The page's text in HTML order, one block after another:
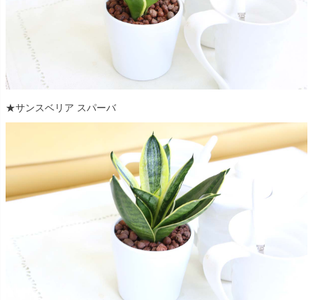
★サンスベリア スパーバ